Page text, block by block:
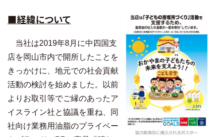
■経緯について
当社は2019年8月に中四国支
店を岡山市内で開所したことを
きっかけに、地元での社会貢献
活動の検討を始めました。以前
よりお取引等でご縁のあったア
イスライン社と協議を重ね、同
社向け業務用油脂のプライベー